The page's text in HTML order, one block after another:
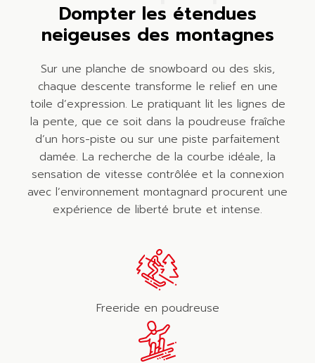
Dompter les étendues
neigeuses des montagnes
Sur une planche de snowboard ou des skis,
chaque descente transforme le relief en une
toile d’expression. Le pratiquant lit les lignes de
la pente, que ce soit dans la poudreuse fraîche
d’un hors-piste ou sur une piste parfaitement
damée. La recherche de la courbe idéale, la
sensation de vitesse contrôlée et la connexion
avec l’environnement montagnard procurent une
expérience de liberté brute et intense.
Freeride en poudreuse